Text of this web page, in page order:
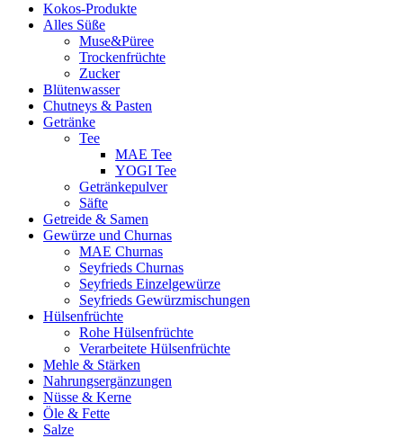
Kokos-Produkte
Alles Süße
Muse&Püree
Trockenfrüchte
Zucker
Blütenwasser
Chutneys & Pasten
Getränke
Tee
MAE Tee
YOGI Tee
Getränkepulver
Säfte
Getreide & Samen
Gewürze und Churnas
MAE Churnas
Seyfrieds Churnas
Seyfrieds Einzelgewürze
Seyfrieds Gewürzmischungen
Hülsenfrüchte
Rohe Hülsenfrüchte
Verarbeitete Hülsenfrüchte
Mehle & Stärken
Nahrungsergänzungen
Nüsse & Kerne
Öle & Fette
Salze